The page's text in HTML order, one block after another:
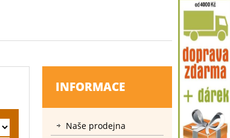
INFORMACE
Naše prodejna